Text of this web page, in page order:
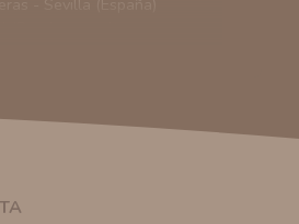
consultar como
comerciales
debidamente